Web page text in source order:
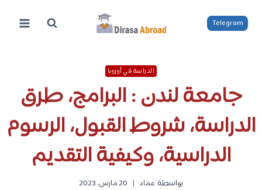
المحتوى
Telegram
الدراسة في أوروبا
جامعة لندن : البرامج، طرق
الدراسة، شروط القبول، الرسوم
الدراسية، وكيفية التقديم
بواسطة عماد 20 مارس، 2023